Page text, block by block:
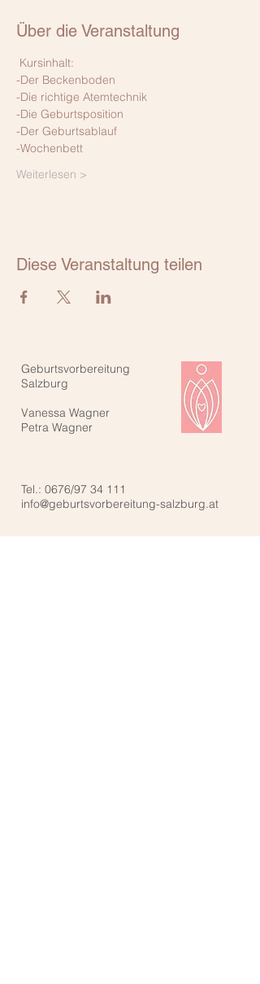
Über die Veranstaltung
Kursinhalt:
-Der Beckenboden
-Die richtige Atemtechnik
-Die Geburtsposition
-Der Geburtsablauf
-Wochenbett
Weiterlesen >
Diese Veranstaltung teilen
Geburtsvorbereitung
Salzburg
Vanessa Wagner
Petra Wagner
Tel.: 0676/97 34 111
info@geburtsvorbereitung-salzburg.at